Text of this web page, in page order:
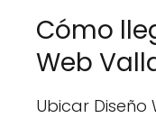
Cómo
Web
Ubicar Diseño